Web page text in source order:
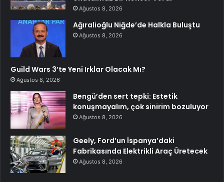
Ağustos 8, 2026
Ağıralioğlu Niğde’de Halkla Buluştu
Ağustos 8, 2026
Guild Wars 3’te Yeni Irklar Olacak Mı?
Ağustos 8, 2026
Bengü’den sert tepki: Estetik
konuşmayalım, çok sinirim bozuluyor
Ağustos 8, 2026
Geely, Ford’un İspanya’daki
Fabrikasında Elektrikli Araç Üretecek
Ağustos 8, 2026